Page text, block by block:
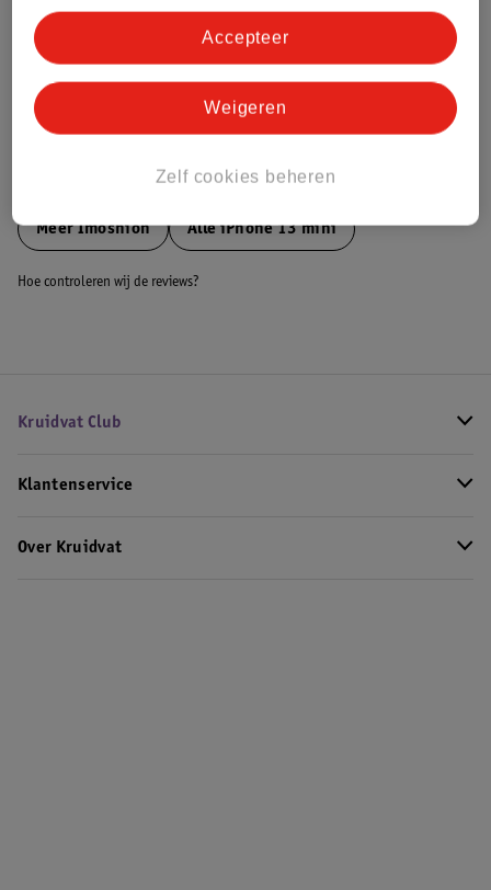
Meer informatie
Bestel & Bezorginformatie
MeerImoshion Alle iPhone 13 mini
Hoe controleren wij de reviews?
Kruidvat Club
Klantenservice
Over Kruidvat
Zelf cookies beheren
Weigeren
Accepteer